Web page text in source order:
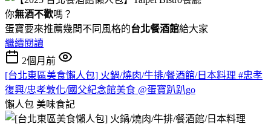
你無酒不歡嗎？
蛋寶要來推薦幾間不同風格的台北餐酒館給大家
繼續閱讀
2個月前
[台北東區美食懶人包] 火鍋/燒肉/牛排/餐酒館/日本料理 #忠孝
復興/忠孝敦化/國父紀念館美食 @蛋寶趴趴go
懶人包 美味食記